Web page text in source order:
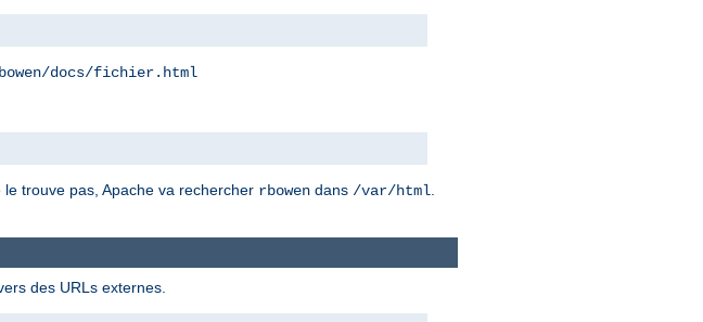
docs/fichier.html
le trouve pas, Apache va rechercher rbowen dans /var/html
des URLs externes.